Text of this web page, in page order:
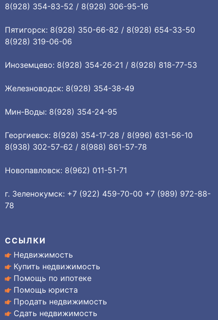
8(928) 354-83-52 / 8(928) 306-95-16
Пятигорск: 8(928) 350-66-82 / 8(928) 654-33-50
8(928) 319-06-06
Иноземцево: 8(928) 354-26-21 / 8(928) 818-77-53
Железноводск: 8(928) 354-38-49
Мин-Воды: 8(928) 354-24-95
Георгиевск: 8(928) 354-17-28 / 8(996) 631-56-10
8(938) 302-57-62 / 8(988) 861-57-78
Новопавловск: 8(962) 011-51-71
г. Зеленокумск: +7 (922) 459-70-00 +7 (989) 972-88-
78
ССЫЛКИ
Недвижимость
Купить недвижимость
Помощь по ипотеке
Помощь юриста
Продать недвижимость
Сдать недвижимость